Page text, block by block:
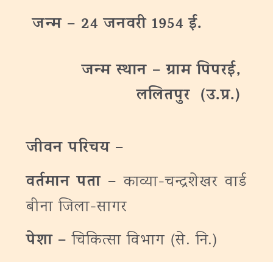
जन्‍म – 24जनवरी 1954 ई.
जन्‍मस्थान –ग्राम पिपरई,
ललितपुर (उ.प्र.)
जीवन परिचय –
वर्तमान पता – काव्या-चन्द्रशेखर वार्ड
बीना जिला-सागर
पेशा – चिकित्सा विभाग (से. नि.)